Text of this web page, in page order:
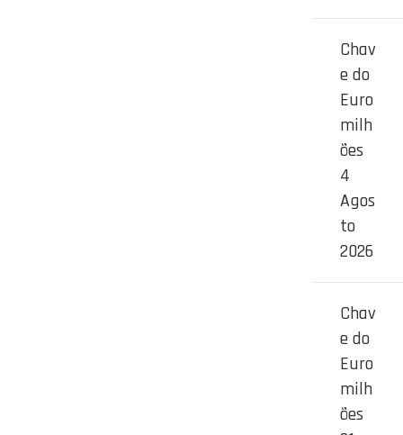
Chav
e do
Euro
milh
ões
4
Agos
to
2026
Chav
e do
Euro
milh
ões